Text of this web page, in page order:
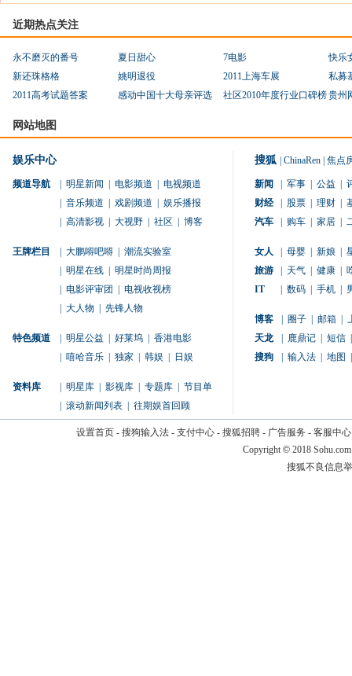
近期热点关注
永不磨灭的番号 夏日甜心 7电影
快乐
新还珠格格
姚明退役 2011上海车展
私募
2011高考试题答案
感动中国十大母亲评选 社区2010年度行业口碑榜贵州
网站地图
娱乐中心
频道导航 明星新闻 电影频道
电视频道
音乐频道 戏剧频道
娱乐播报
高清影视 大视野 社区 博客
王牌栏目 大鹏嘚吧嘚
潮流实验室
明星在线
明星时尚周报
电影评审团
电视收视榜
大人物 先锋人物
特色频道 明星公益 好莱坞
香港电影
嘻哈音乐 独家 韩娱 日娱
资料库 明星库 影视库 专题库
节目单
滚动新闻列表 往期娱首回顾
搜狐 ChinaRen 焦点
新闻 军事 公益
财经
股票 理财
汽车
购车 家居
女人 母婴 新娘
旅游
天气 健康
IT
数码 手机
博客 圈子 邮箱
天龙
鹿鼎记 短信
搜狗
输入法 地图
设置首页- 搜狗输入法- 支付中心- 搜狐招聘- 广告服务 - 客服中心
Copyright © 2018
搜狐不良信息